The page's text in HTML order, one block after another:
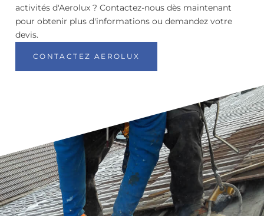
activités d'Aerolux ? Contactez-nous dès maintenant
pour obtenir plus d'informations ou demandez votre
devis.
CONTACTEZ AEROLUX